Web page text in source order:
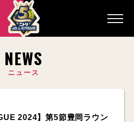
NEWS
ニュース
2024】第5節豊岡ラウン